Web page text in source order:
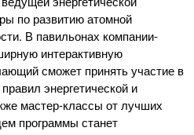
по развитию атомной
В павильонах компании-
интерактивную
сможет принять участие в
энергетической и
мастер-классы от лучших
программы станет